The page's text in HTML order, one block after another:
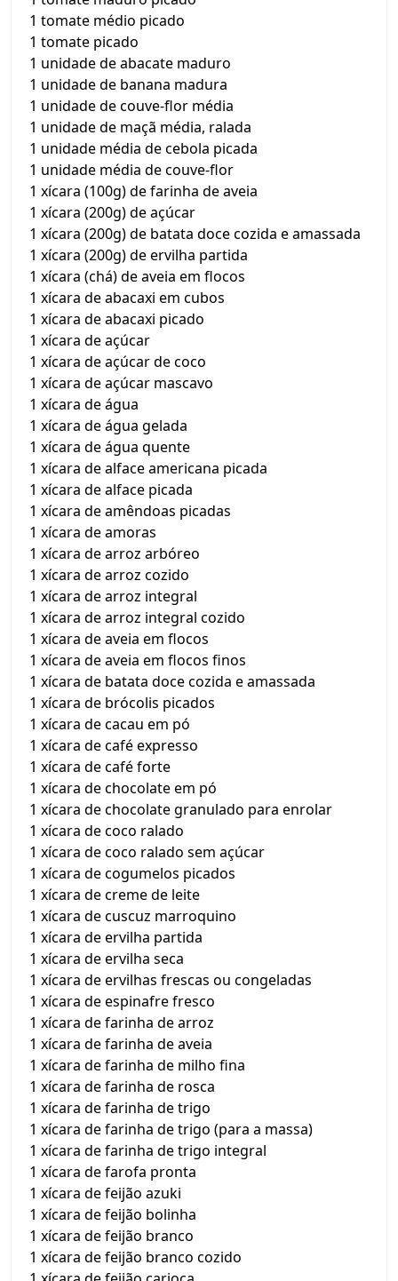
1 tomate médio picado
1 tomate picado
1 unidade de abacate maduro
1 unidade de banana madura
1 unidade de couve-flor média
1 unidade de maçã média, ralada
1 unidade média de cebola picada
1 unidade média de couve-flor
1 xícara (100g) de farinha de aveia
1 xícara (200g) de açúcar
1 xícara (200g) de batata doce cozida e amassada
1 xícara (200g) de ervilha partida
1 xícara (chá) de aveia em flocos
1 xícara de abacaxi em cubos
1 xícara de abacaxi picado
1 xícara de açúcar
1 xícara de açúcar de coco
1 xícara de açúcar mascavo
1 xícara de água
1 xícara de água gelada
1 xícara de água quente
1 xícara de alface americana picada
1 xícara de alface picada
1 xícara de amêndoas picadas
1 xícara de amoras
1 xícara de arroz arbóreo
1 xícara de arroz cozido
1 xícara de arroz integral
1 xícara de arroz integral cozido
1 xícara de aveia em flocos
1 xícara de aveia em flocos finos
1 xícara de batata doce cozida e amassada
1 xícara de brócolis picados
1 xícara de cacau em pó
1 xícara de café expresso
1 xícara de café forte
1 xícara de chocolate em pó
1 xícara de chocolate granulado para enrolar
1 xícara de coco ralado
1 xícara de coco ralado sem açúcar
1 xícara de cogumelos picados
1 xícara de creme de leite
1 xícara de cuscuz marroquino
1 xícara de ervilha partida
1 xícara de ervilha seca
1 xícara de ervilhas frescas ou congeladas
1 xícara de espinafre fresco
1 xícara de farinha de arroz
1 xícara de farinha de aveia
1 xícara de farinha de milho fina
1 xícara de farinha de rosca
1 xícara de farinha de trigo
1 xícara de farinha de trigo (para a massa)
1 xícara de farinha de trigo integral
1 xícara de farofa pronta
1 xícara de feijão azuki
1 xícara de feijão bolinha
1 xícara de feijão branco
1 xícara de feijão branco cozido